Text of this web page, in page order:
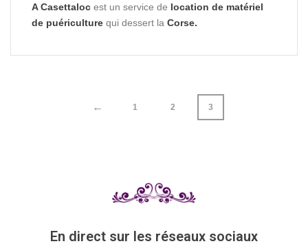
A Casettaloc est un service de location de matériel
de puériculture qui dessert la Corse.
← 1 2 3
En direct sur les réseaux sociaux